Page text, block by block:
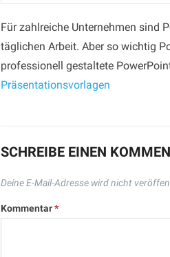
Für zahlreiche Unternehmen sind
täglichen Arbeit. Aber so wichtig
professionell gestaltete
Präsentationsvorlagen
SCHREIBE EINEN
Deine E-Mail-Adresse wird nicht
Kommentar*